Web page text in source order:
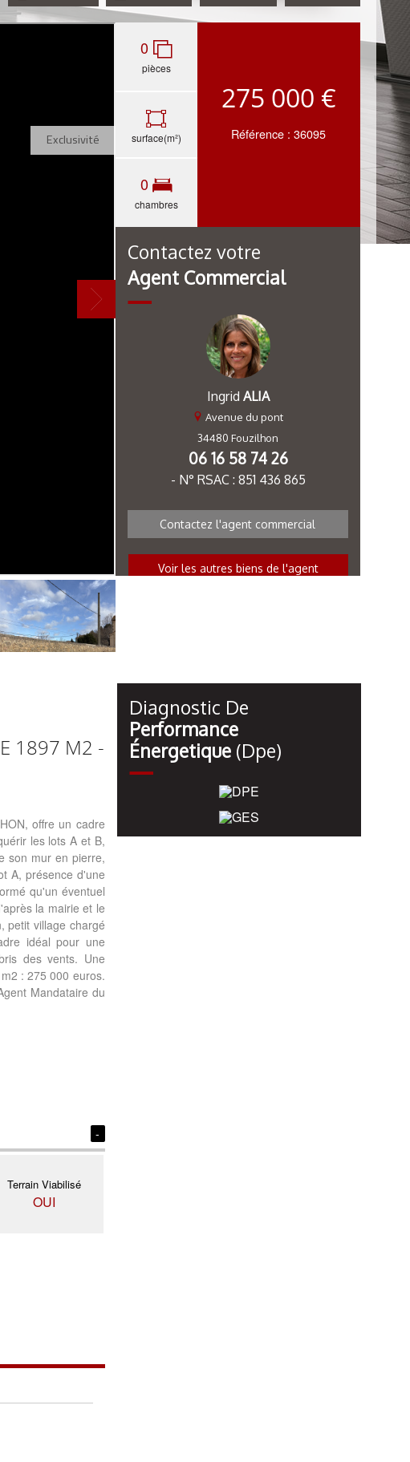
Exclusivité
0
pièces
surface(m²)
0
chambres
275 000 €
Référence : 36095
Contactez votre
Agent Commercial
Ingrid ALIA
Avenue du pont
34480 Fouzilhon
06 16 58 74 26
- N° RSAC : 851 436 865
Contactez l'agent commercial
Voir les autres biens de l'agent
1897 M2 -
offre un cadre
les lots A et B,
son mur en pierre,
A, présence d'une
qu'un éventuel
la mairie et le
petit village chargé
idéal pour une
des vents. Une
: 275 000 euros.
Mandataire du
-
Terrain Viabilisé
OUI
Diagnostic De
Performance
Énergetique(dpe)